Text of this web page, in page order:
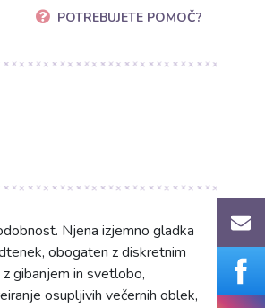
POTREBUJETE POMOČ?
Njena izjemno gladka
obogaten z diskretnim
gibanjem in svetlobo,
osupljivih večernih oblek,